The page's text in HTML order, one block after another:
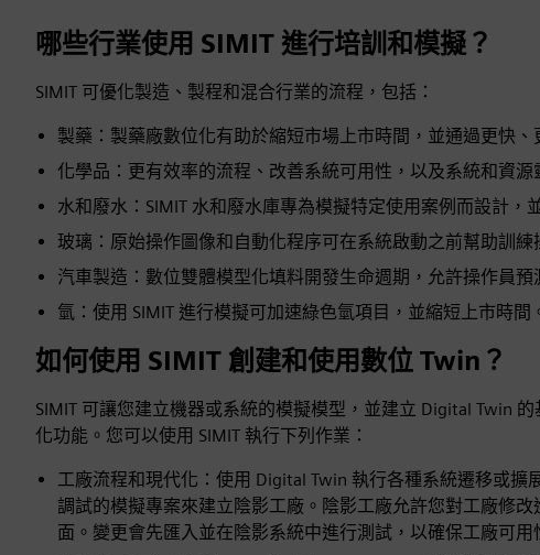
哪些行業使用 SIMIT 進行培訓和模擬？
SIMIT 可優化製造、製程和混合行業的流程，包括：
製藥：製藥廠數位化有助於縮短市場上市時間，並通過更快、
化學品：更有效率的流程、改善系統可用性，以及系統和資
水和廢水：SIMIT 水和廢水庫專為模擬特定使用案例而設計，
玻璃：原始操作圖像和自動化程序可在系統啟動之前幫助訓練
汽車製造：數位雙體模型化填料開發生命週期，允許操作員
氫：使用 SIMIT 進行模擬可加速綠色氫項目，並縮短上市時間
如何使用 SIMIT 創建和使用數位 Twin？
SIMIT 可讓您建立機器或系統的模擬模型，並建立 Digital Twin
化功能。您可以使用 SIMIT 執行下列作業：
工廠流程和現代化：使用 Digital Twin 執行各種系統遷移或擴
調試的模擬專案來建立陰影工廠。陰影工廠允許您對工廠修
面。變更會先匯入並在陰影系統中進行測試，以確保工廠可用